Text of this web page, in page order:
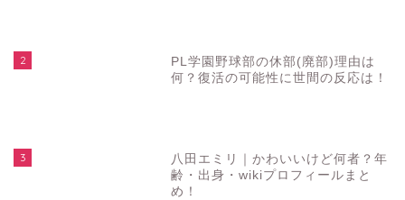
2
PL学園野球部の休部(廃部)理由は
何？復活の可能性に世間の反応は！
3
八田エミリ｜かわいいけど何者？年
齢・出身・wikiプロフィールまと
め！